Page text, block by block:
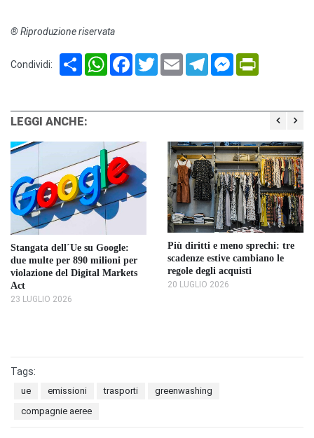
® Riproduzione riservata
Condividi: Share WhatsAppFacebook
TwitterEmail TelegramMessenger
LEGGI ANCHE:
Stangata dell´Ue su Google:
due multe per 890 milioni per
violazione del Digital Markets
Act
23 LUGLIO 2026
Più diritti e meno sprechi: tre
scadenze estive cambiano le
regole degli acquisti
20 LUGLIO 2026
Tags:
ue emissioni trasporti
greenwashing
compagnie aeree